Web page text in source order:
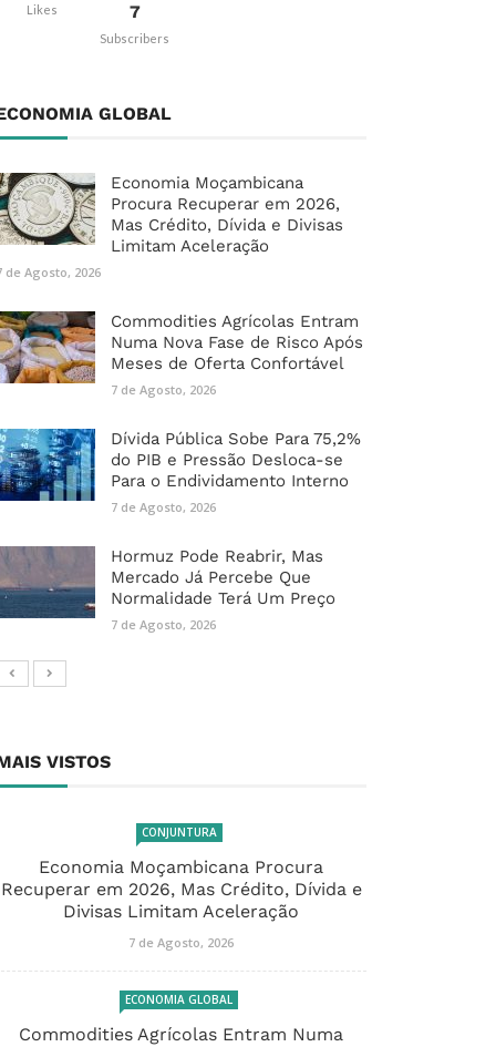
Likes 7
Subscribers
GLOBAL
Economia Moçambicana
Procura Recuperar em 2026,
Mas Crédito, Dívida e Divisas
Limitam Aceleração
de Agosto, 2026
Commodities Agrícolas Entram
Numa Nova Fase de Risco Após
Meses de Oferta Confortável
7 de Agosto, 2026
Dívida Pública Sobe Para 75,2%
do PIB e Pressão Desloca-se
Para o Endividamento Interno
7 de Agosto, 2026
Hormuz Pode Reabrir, Mas
Mercado Já Percebe Que
Normalidade Terá Um Preço
7 de Agosto, 2026
VISTOS
CONJUNTURA
Economia Moçambicana Procura
Recuperar em 2026, Mas Crédito, Dívida e
Divisas Limitam Aceleração
7 de Agosto, 2026
ECONOMIA GLOBAL
Commodities Agrícolas Entram Numa